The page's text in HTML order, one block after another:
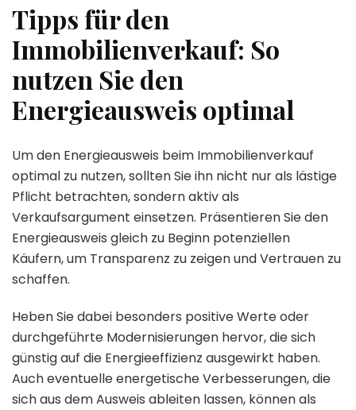
Tipps für den
Immobilienverkauf: So
nutzen Sie den
Energieausweis optimal
Um den Energieausweis beim Immobilienverkauf
optimal zu nutzen, sollten Sie ihn nicht nur als lästige
Pflicht betrachten, sondern aktiv als
Verkaufsargument einsetzen. Präsentieren Sie den
Energieausweis gleich zu Beginn potenziellen
Käufern, um Transparenz zu zeigen und Vertrauen zu
schaffen.
Heben Sie dabei besonders positive Werte oder
durchgeführte Modernisierungen hervor, die sich
günstig auf die Energieeffizienz ausgewirkt haben.
Auch eventuelle energetische Verbesserungen, die
sich aus dem Ausweis ableiten lassen, können als